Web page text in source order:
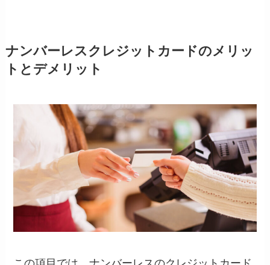
ナンバーレスクレジットカードのメリッ
トとデメリット